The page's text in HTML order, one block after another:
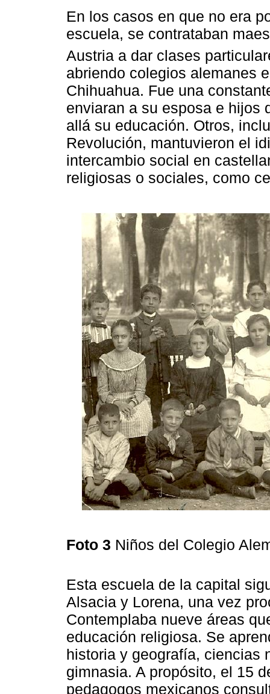
En los casos en que no era
escuela, se contrataban
Austria a dar clases
abriendo colegios alemanes
Chihuahua. Fue una
enviaran a su esposa e hijos
allá su educación. Otros,
Revolución, mantuvieron el
intercambio social en
religiosas o sociales, como
Foto 3 Niños del Colegio
Esta escuela de la capital
Alsacia y Lorena, una vez
Contemplaba nueve áreas
educación religiosa. Se
historia y geografía, ciencias
gimnasia. A propósito, el 15
pedagogos mexicanos